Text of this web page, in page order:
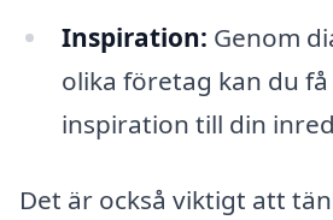
Inspiration: Genom
olika företag kan du
inspiration till din
Det är också viktigt att